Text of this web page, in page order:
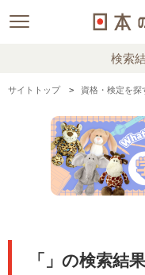
検索
サイトトップ 資格・検定を探
「」の検索結